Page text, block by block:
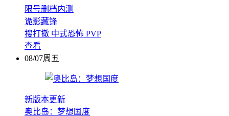
限号删档内测
诡影藏锋
搜打撤 中式恐怖 PVP
查看
08/07周五
新版本更新
奥比岛：梦想国度